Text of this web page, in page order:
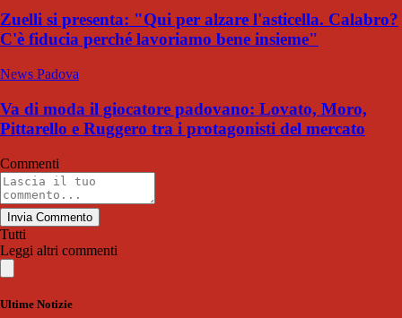
Zuelli si presenta: "Qui per alzare l'asticella. Calabro?
C'è fiducia perché lavoriamo bene insieme"
News Padova
Va di moda il giocatore padovano: Lovato, Moro,
Pittarello e Ruggero tra i protagonisti del mercato
Commenti
Invia Commento
Tutti
Leggi altri commenti
Ultime Notizie